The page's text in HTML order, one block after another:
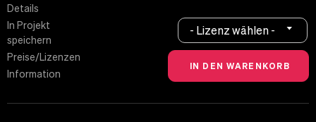
Details
In Projekt
speichern
Preise/Lizenzen
Information
- Lizenz wählen -